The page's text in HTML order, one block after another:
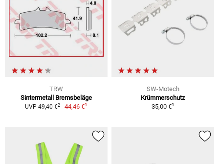
TRW
Sintermetall Bremsbeläge
UVP 49,40 €2 44,46 €1
SW-Motech
Krümmerschutz
35,00 €1